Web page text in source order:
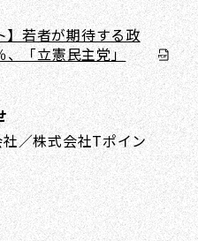
】若者が期待する政
、「立憲民主党」
社／株式会社Tポイン